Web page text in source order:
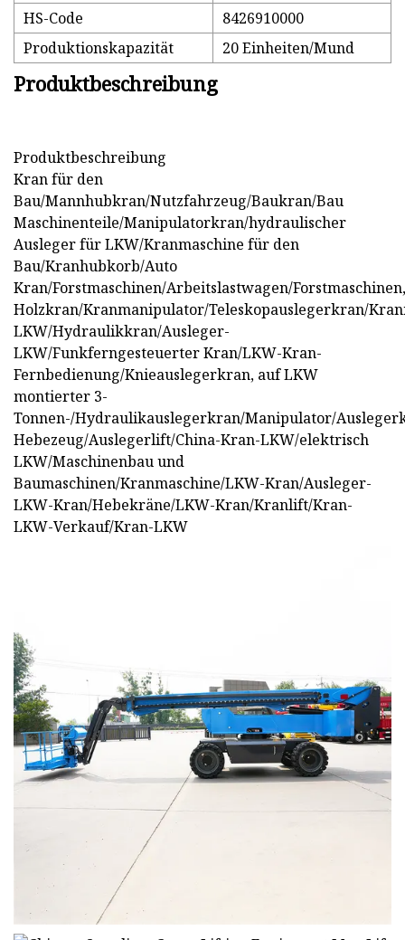
HS-Code
8426910000
Produktionskapazität
20 Einheiten/Mund
Produktbeschreibung
Produktbeschreibung
Kran für den
Bau/Mannhubkran/Nutzfahrzeug/Baukran/Bau
Maschinenteile/Manipulatorkran/hydraulischer
Ausleger für LKW/Kranmaschine für den
Bau/Kranhubkorb/Auto
Kran/Forstmaschinen/Arbeitslastwagen/Forstmaschinen,
Holzkran/Kranmanipulator/Teleskopauslegerkran/
LKW/Hydraulikkran/Ausleger-
LKW/Funkferngesteuerter Kran/LKW-Kran-
Fernbedienung/Knieauslegerkran, auf LKW
montierter 3-
Tonnen-/Hydraulikauslegerkran/Manipulator/
Hebezeug/Auslegerlift/China-Kran-LKW/elektrisch
LKW/Maschinenbau und
Baumaschinen/Kranmaschine/LKW-Kran/Ausleger-
LKW-Kran/Hebekräne/LKW-Kran/Kranlift/Kran-
LKW-Verkauf/Kran-LKW